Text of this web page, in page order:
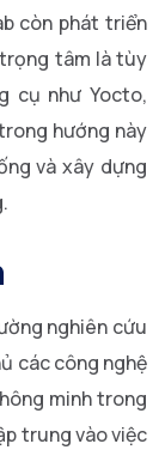
còn phát triển
tâm là tùy
cụ như Yocto,
hướng này
và xây dựng
nghiên cứu
các công nghệ
minh trong
trung vào việc